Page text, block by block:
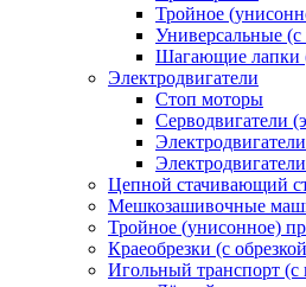
Тройное
Универсальные
Шагающие лапки
Электродвигатели
Стоп моторы
Серводвигатели
Цепной стачивающий
Мешкозашивочные
Тройное (унисонное)
Краеобрезки (с
Игольный транспорт